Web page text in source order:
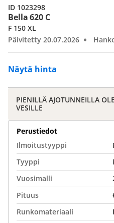
Bella 620 C
Näytä hinta
F 150 XL
Päivitetty 20.07.2026
ID 1023298
PIENILLÄ AJOTUNNEILLA
VESILLE
Perustiedot
Ilmoitustyyppi
Tyyppi
Vuosimalli
Pituus
Runkomateriaali